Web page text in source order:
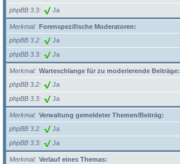
phpBB 3.3 Ja
Merkmal
Forenspezifische Moderatoren:
phpBB 3.2
Ja
phpBB 3.3 Ja
Merkmal
Warteschlange für zu moderierende Beiträge:
phpBB 3.2
Ja
phpBB 3.3 Ja
Merkmal
Verwaltung gemeldeter Themen/Beiträg:
phpBB 3.2
Ja
phpBB 3.3 Ja
Merkmal
Verlauf eines Themas: